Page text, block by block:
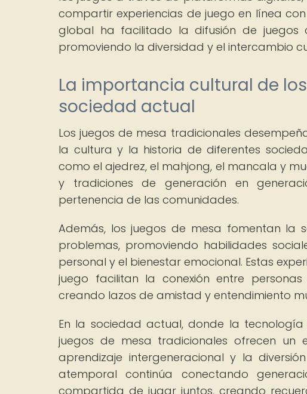
compartir experiencias de juego en línea
global ha facilitado la difusión de juegos
promoviendo la diversidad y el intercambio
La importancia cultural de
sociedad actual
Los juegos de mesa tradicionales
la cultura y la historia de diferentes
como el ajedrez, el mahjong, el mancala y
y tradiciones de generación en
pertenencia de las comunidades.
Además, los juegos de mesa fomentan la
problemas, promoviendo habilidades
personal y el bienestar emocional. Estas
juego facilitan la conexión entre
creando lazos de amistad y entendimiento
En la sociedad actual, donde la
juegos de mesa tradicionales ofrecen un
aprendizaje intergeneracional y la
atemporal continúa conectando
compartida de jugar juntos, creando